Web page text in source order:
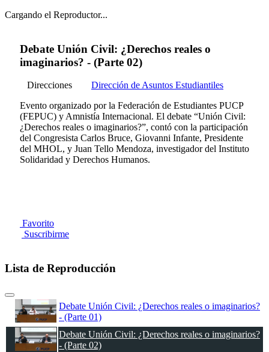
Cargando el Reproductor...
Debate Unión Civil: ¿Derechos reales o
imaginarios? - (Parte 02)
Direcciones
Dirección de Asuntos Estudiantiles
Evento organizado por la Federación de Estudiantes PUCP
(FEPUC) y Amnistía Internacional. El debate “Unión Civil:
¿Derechos reales o imaginarios?”, contó con la participación
del Congresista Carlos Bruce, Giovanni Infante, Presidente
del MHOL, y Juan Tello Mendoza, investigador del Instituto
Solidaridad y Derechos Humanos.
Favorito
Suscribirme
Lista de Reproducción
Debate Unión Civil: ¿Derechos reales o imaginarios?
- (Parte 01)
Debate Unión Civil: ¿Derechos reales o imaginarios?
- (Parte 02)